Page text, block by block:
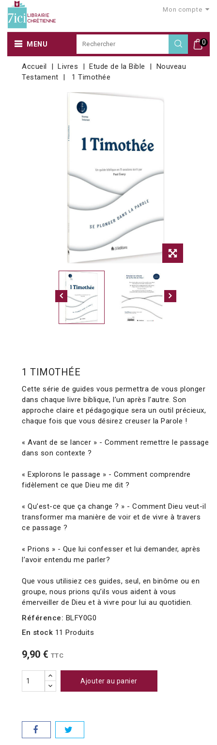
Mon compte
0
MENU
Accueil Livres Etude de la Bible
Nouveau
Testament
1 Timothée
1 TIMOTHÉE
Cette série de guides vous permettra de vous plonger
dans chaque livre biblique, l’un après l’autre. Son
approche claire et pédagogique sera un outil précieux,
chaque fois que vous désirez creuser la Parole !
« Avant de se lancer » - Comment remettre le passage
dans son contexte ?
« Explorons le passage » - Comment comprendre
fidèlement ce que Dieu me dit ?
« Qu’est-ce que ça change ? » - Comment Dieu veut-il
transformer ma manière de voir et de vivre à travers
ce passage ?
« Prions » - Que lui confesser et lui demander, après
l’avoir entendu me parler?
Que vous utilisiez ces guides, seul, en binôme ou en
groupe, nous prions qu’ils vous aident à vous
émerveiller de Dieu et à vivre pour lui au quotidien.
Référence: BLFY0G0
En stock 11 Produits
9,90 € TTC
Ajouter au panier